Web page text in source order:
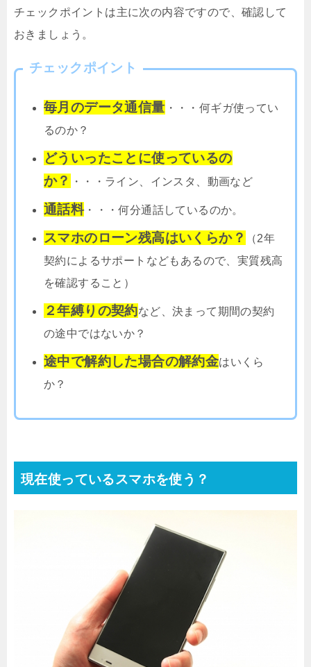
チェックポイントは主に次の内容ですので、確認して
おきましょう。
チェックポイント
毎月のデータ通信量 ・・・何ギガ使ってい
るのか？
どういったことに使っているの
か？
・・・ライン、インスタ、動画など
通話料・・・何分通話しているのか。
スマホのローン残高はいくらか？
（2年
契約によるサポートなどもあるので、実質残高
を確認すること）
２年縛りの契約など、決まって期間の契約
の途中ではないか？
途中で解約した場合の解約金はいくら
か？
現在使っているスマホを使う？